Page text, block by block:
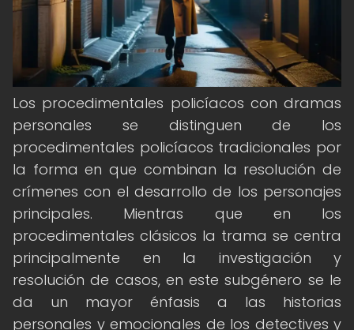
Los procedimentales policíacos con dramas
personales se distinguen de los
procedimentales policíacos tradicionales por
la forma en que combinan la resolución de
crímenes con el desarrollo de los personajes
principales. Mientras que en los
procedimentales clásicos la trama se centra
principalmente en la investigación y
resolución de casos, en este subgénero se le
da un mayor énfasis a las historias
personales y emocionales de los detectives y